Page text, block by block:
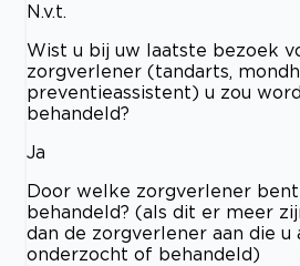
N.v.t.
Wist u bij uw laatste bezoek
zorgverlener (tandarts,
preventieassistent) u zou
behandeld?
Ja
Door welke zorgverlener
behandeld? (als dit er meer
dan de zorgverlener aan die
onderzocht of behandeld)